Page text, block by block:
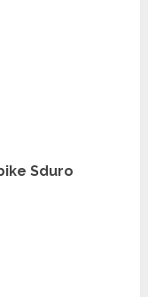
Sduro